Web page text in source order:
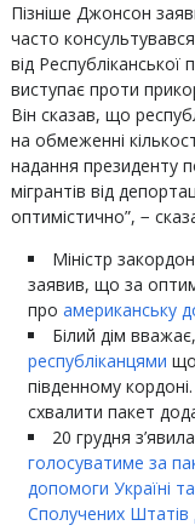
Пізніше Джонсон
часто
від
виступає проти
Він сказав, що
на обмеженні
надання президенту
мігрантів від
оптимістично”, −
Міністр
заявив, що за
про американську
Білий дім
республіканцями
південному
схвалити пакет
20 грудня
голосуватиме за
допомоги Україні
Сполучених Штатів